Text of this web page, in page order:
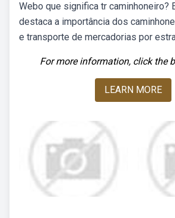
Webo que significa tr caminhoneiro?
destaca a importância dos
e transporte de mercadorias por
For more information, click the
LEARN MORE